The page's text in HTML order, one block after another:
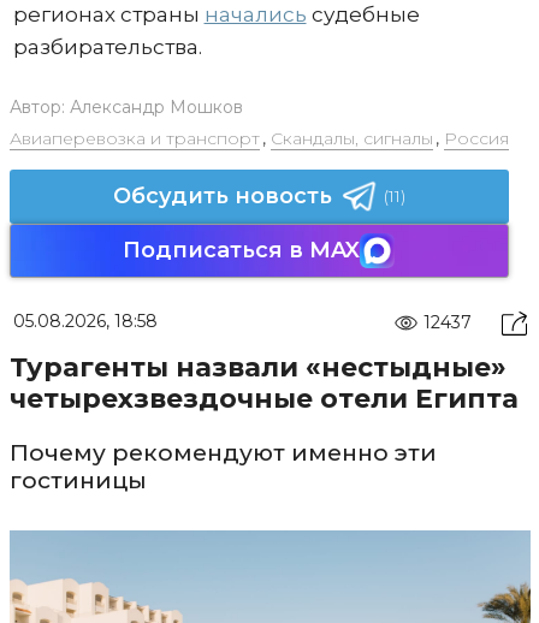
регионах страны начались судебные
разбирательства.
Автор: Александр Мошков
Авиаперевозка и транспорт, Скандалы, сигналы , Россия
Обсудить новость (11)
Подписаться в MAX
05.08.2026, 18:58 12437
Турагенты назвали «нестыдные»
четырехзвездочные отели Египта
Почему рекомендуют именно эти
гостиницы